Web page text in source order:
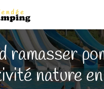
ramasser
nature